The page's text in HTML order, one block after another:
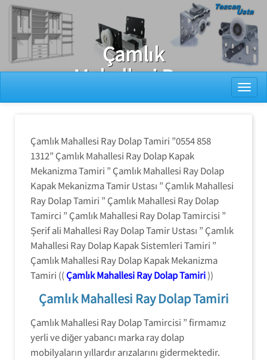
Ray Dolap Tamiri
Çamlık
Mahallesi Ray
Dolap Tamiri
Çamlık Mahallesi Ray Dolap Tamiri ”0554 858
1312” Çamlık Mahallesi Ray Dolap Kapak
Mekanizma Tamiri ” Çamlık Mahallesi Ray Dolap
Kapak Mekanizma Tamir Ustası ” Çamlık Mahallesi
Ray Dolap Tamiri ” Çamlık Mahallesi Ray Dolap
Tamirci ” Çamlık Mahallesi Ray Dolap Tamircisi ”
Şerif ali Mahallesi Ray Dolap Tamir Ustası ” Çamlık
Mahallesi Ray Dolap Kapak Sistemleri Tamiri ”
Çamlık Mahallesi Ray Dolap Kapak Mekanizma
Tamiri ((Çamlık Mahallesi Ray Dolap Tamiri))
Çamlık Mahallesi Ray Dolap Tamiri
Çamlık Mahallesi Ray Dolap Tamircisi ” firmamız
yerli ve diğer yabancı marka ray dolap
mobilyaların yıllardır arızalarını gidermektedir.